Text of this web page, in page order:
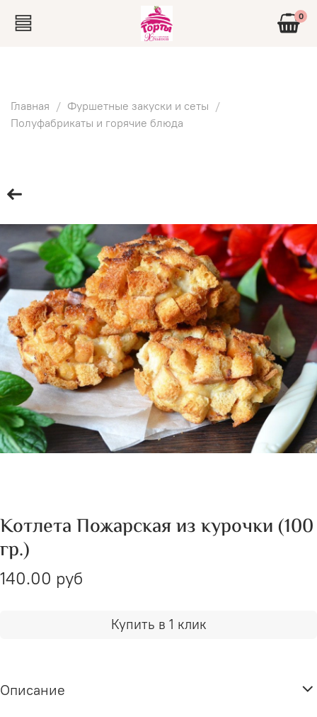
0
Главная
Фуршетные закуски и сеты
Полуфабрикаты и горячие блюда
Котлета Пожарская из курочки (100
гр.)
140.00 руб
Купить в 1 клик
Описание